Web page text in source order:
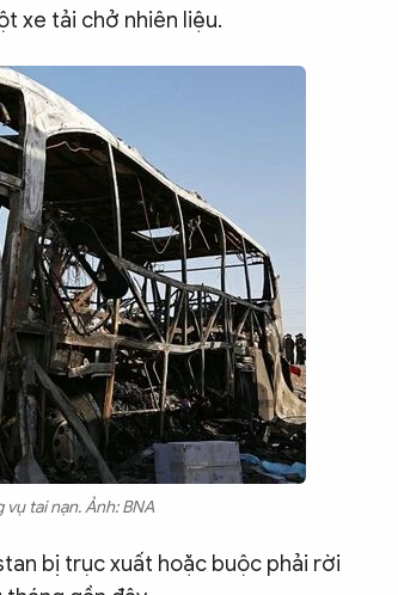
xe tải chở nhiên liệu.
tai nạn. Ảnh: BNA
bị trục xuất hoặc buộc phải rời